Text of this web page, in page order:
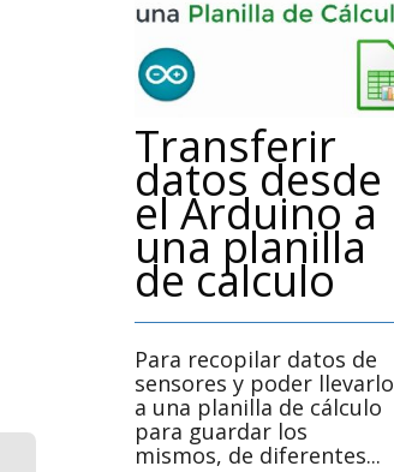
Transferir
datos desde
el Arduino a
una planilla
de calculo
Para recopilar datos de
sensores y poder llevarlo
a una planilla de cálculo
para guardar los
mismos, de diferentes...